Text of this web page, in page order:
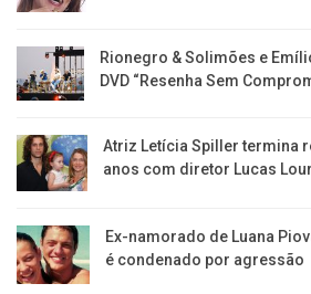
Rionegro & Solimões e
DVD “Resenha Sem
Atriz Letícia Spiller termina
anos com diretor Lucas
Ex-namorado de Luana
é condenado por agressão